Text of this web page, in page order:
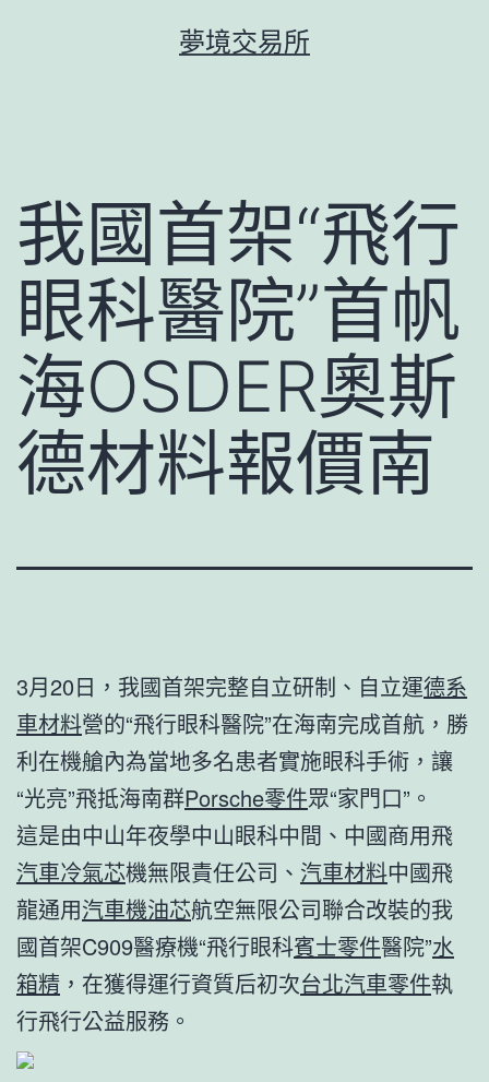
夢境交易所
我國首架“飛行
眼科醫院”首帆
海OSDER奧斯
德材料報價南
3月20日，我國首架完整自立研制、自立運德系
車材料營的“飛行眼科醫院”在海南完成首航，勝
利在機艙內為當地多名患者實施眼科手術，讓
“光亮”飛抵海南群Porsche零件眾“家門口”。
這是由中山年夜學中山眼科中間、中國商用飛
汽車冷氣芯機無限責任公司、 汽車材料中國飛
龍通用汽車機油芯航空無限公司聯合改裝的我
國首架C909醫療機“飛行眼科賓士零件醫院”水
箱精 ，在獲得運行資質后初次台北汽車零件執
行飛行公益服務。